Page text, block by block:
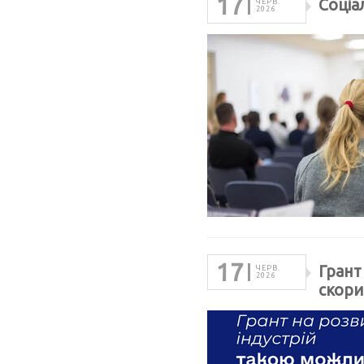
17
ЧЕРВ.
2026
17
ЧЕРВ.
2026